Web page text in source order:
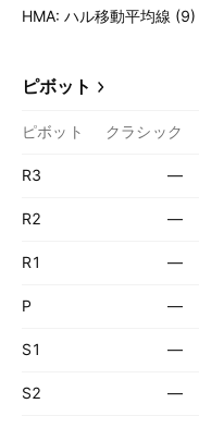
HMA: ハル移動平均線 (9)
ピボット
ピボット クラシック
R3 —
R2 —
R1 —
P —
S1 —
S2 —